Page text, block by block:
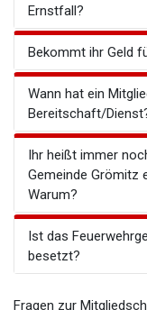
Ernstfall?
Bekommt ihr Geld
Wann hat ein
Bereitschaft/
Ihr heißt immer
Gemeinde Grömitz
Warum?
Ist das
besetzt?
Fragen zur